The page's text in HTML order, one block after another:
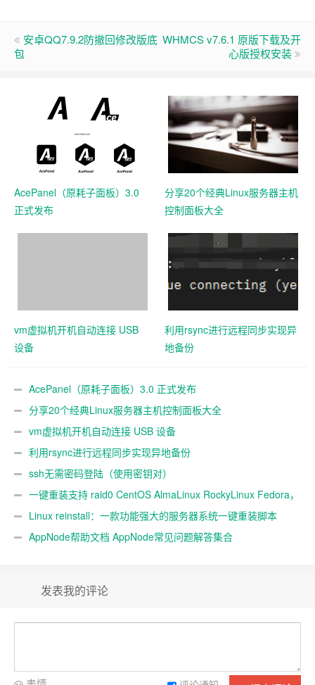
安卓QQ7.9.2防撤回修改版底
包
WHMCS v7.6.1 原版下载及开
心版授权安装
AcePanel（原耗子面板）3.0
正式发布
分享20个经典Linux服务器主机
控制面板大全
vm虚拟机开机自动连接 USB
设备
利用rsync进行远程同步实现异
地备份
AcePanel（原耗子面板）3.0 正式发布
分享20个经典Linux服务器主机控制面板大全
vm虚拟机开机自动连接 USB 设备
利用rsync进行远程同步实现异地备份
ssh无需密码登陆（使用密钥对）
一键重装支持 raid0 CentOS AlmaLinux RockyLinux Fedora，
不同系统互装
Linux reinstall：一款功能强大的服务器系统一键重装脚本
AppNode帮助文档 AppNode常见问题解答集合
发表我的评论